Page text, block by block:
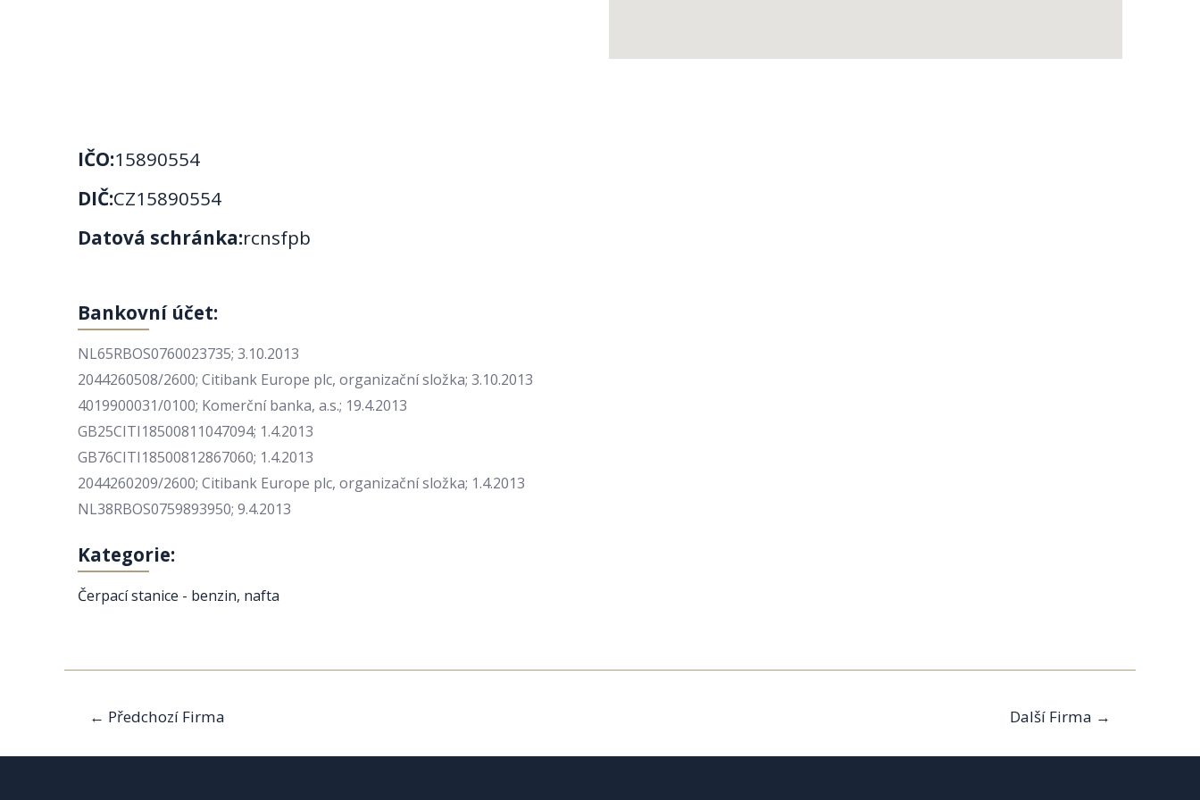
IČO:15890554
DIČ:CZ15890554
Datová schránka:rcnsfpb
Bankovní účet:
NL65RBOS0760023735; 3.10.2013
2044260508/2600; Citibank Europe plc, organizační složka; 3.10.2013
4019900031/0100; Komerční banka, a.s.; 19.4.2013
GB25CITI18500811047094; 1.4.2013
GB76CITI18500812867060; 1.4.2013
2044260209/2600; Citibank Europe plc, organizační složka; 1.4.2013
NL38RBOS0759893950; 9.4.2013
Kategorie:
Čerpací stanice - benzin, nafta
Navigace
pro
← Předchozí Firma Další Firma →